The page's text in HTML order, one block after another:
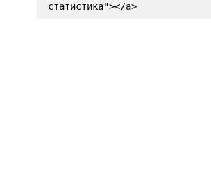
статистика"></a>